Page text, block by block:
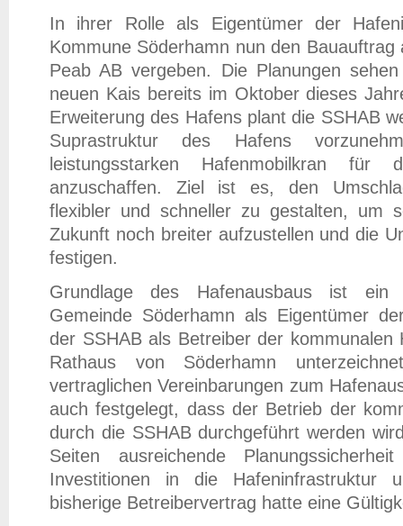
In ihrer Rolle als Eigentümer der
Kommune Söderhamn nun den
Peab AB vergeben. Die Planungen
neuen Kais bereits im Oktober dieses
Erweiterung des Hafens plant die SSHAB
Suprastruktur des Hafens
leistungsstarken Hafenmobilkran für
anzuschaffen. Ziel ist es, den
flexibler und schneller zu gestalten, um
Zukunft noch breiter aufzustellen und die
festigen.
Grundlage des Hafenausbaus ist ein
Gemeinde Söderhamn als Eigentümer
der SSHAB als Betreiber der kommunalen
Rathaus von Söderhamn
vertraglichen Vereinbarungen zum
auch festgelegt, dass der Betrieb der
durch die SSHAB durchgeführt werden
Seiten ausreichende
Investitionen in die Hafeninfrastruktur
bisherige Betreibervertrag hatte eine